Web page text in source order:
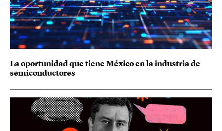
La oportunidad que tiene México en la industria de
semiconductores